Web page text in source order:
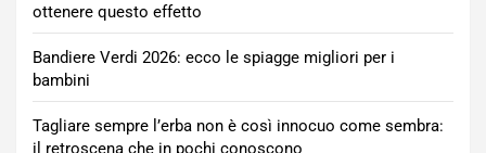
ottenere questo effetto
Bandiere Verdi 2026: ecco le spiagge migliori per i
bambini
Tagliare sempre l’erba non è così innocuo come sembra:
il retroscena che in pochi conoscono